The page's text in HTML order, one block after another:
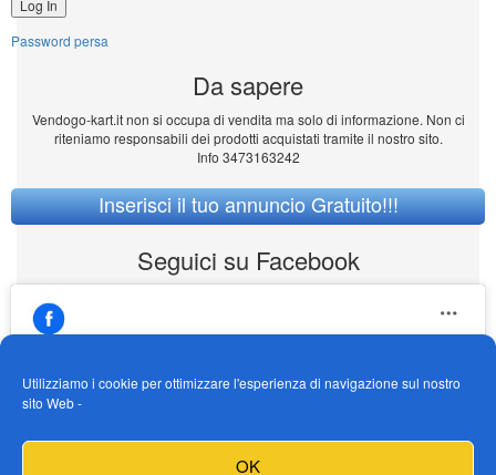
Utilizziamo i cookie per ottimizzare l'esperienza di navigazione sul nostro
sito Web -
OK
Password persa
Da sapere
Vendogo-kart.it non si occupa di vendita ma solo di informazione. Non ci
riteniamo responsabili dei prodotti acquistati tramite il nostro sito.
Info 3473163242
Inserisci il tuo annuncio Gratuito!!!
Seguici su Facebook
https://www.facebook.com/Vendogokartit/
Fai clic per accettare i cookie marketing e
abilitare questo contenuto